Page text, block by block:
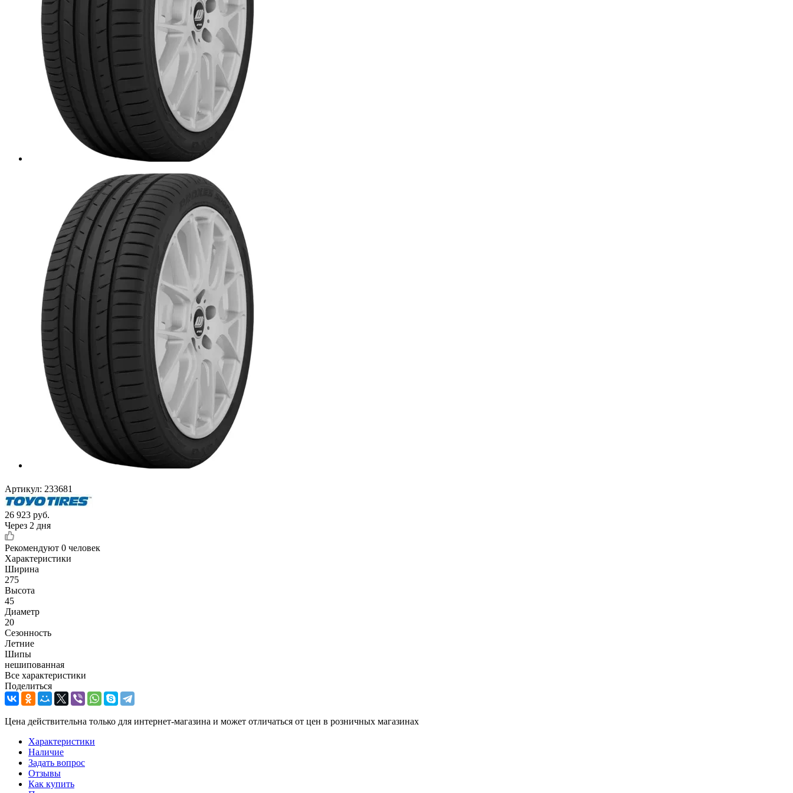
Артикул: 233681
26 923 руб.
Через 2 дня
Рекомендуют 0 человек
Характеристики
Ширина
275
Высота
45
Диаметр
20
Сезонность
Летние
Шипы
нешипованная
Все характеристики
Поделиться
Цена действительна только для интернет-магазина и может отличаться от цен в розничных магазинах
Характеристики
Наличие
Задать вопрос
Отзывы
Как купить